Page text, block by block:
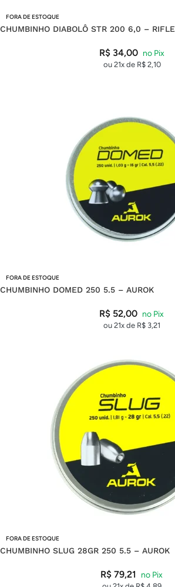
FORA DE ESTOQUE
CHUMBINHO DIABOLÔ STR 200 6,0 – RIFLE
R$34,00
ou 21x de R$2,10
FORA DE ESTOQUE
CHUMBINHO DOMED 250 5.5 – AUROK
R$ 52,00
ou 21x de R$ 3,21
FORA DE ESTOQUE
CHUMBINHO SLUG 28GR 250 5.5 – AUROK
R$ 79,21